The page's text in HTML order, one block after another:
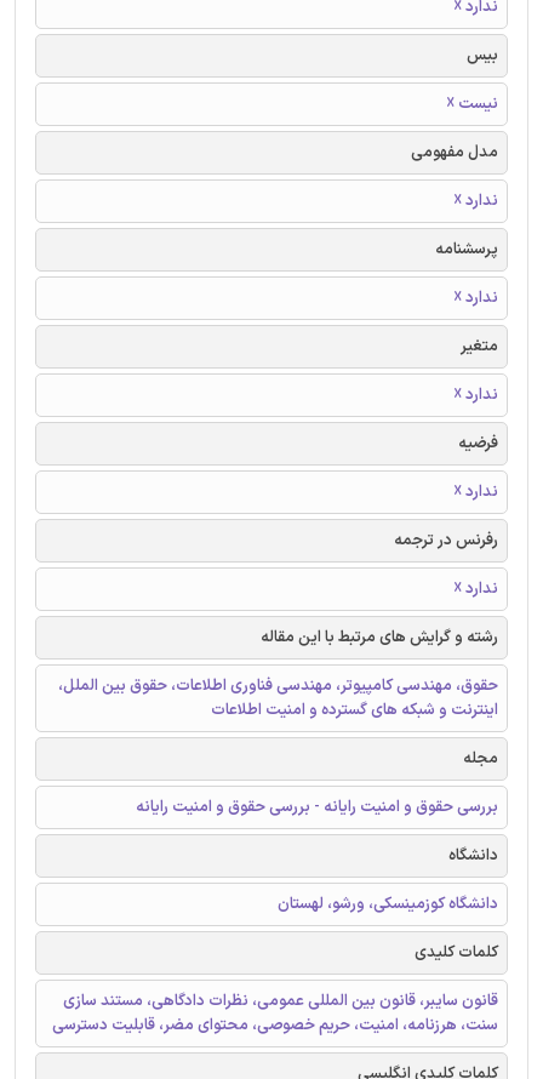
ندارد ☓
بیس
نیست ☓
مدل مفهومی
ندارد ☓
پرسشنامه
ندارد ☓
متغیر
ندارد ☓
فرضیه
ندارد ☓
رفرنس در ترجمه
ندارد ☓
رشته و گرایش های مرتبط با این مقاله
حقوق، مهندسی کامپیوتر، مهندسی فناوری اطلاعات، حقوق بین الملل،
اینترنت و شبکه های گسترده و امنیت اطلاعات
مجله
بررسی حقوق و امنیت رایانه - بررسی حقوق و امنیت رایانه
دانشگاه
دانشگاه کوزمینسکی، ورشو، لهستان
کلمات کلیدی
قانون سایبر، قانون بین المللی عمومی، نظرات دادگاهی، مستند سازی
سنت، هرزنامه، امنیت، حریم خصوصی، محتوای مضر، قابلیت دسترسی
کلمات کلیدی انگلیسی